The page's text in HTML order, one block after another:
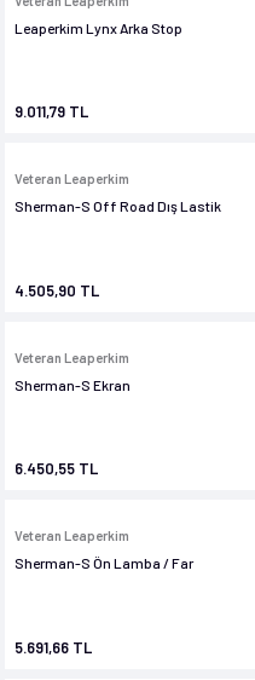
Ekipmanları
Leaperkim Lynx Arka Stop
9.011,79 TL
Veteran Leaperkim
Sherman-S Off Road Dış Lastik
4.505,90 TL
Veteran Leaperkim
Sherman-S Ekran
6.450,55 TL
Veteran Leaperkim
Sherman-S Ön Lamba / Far
5.691,66 TL